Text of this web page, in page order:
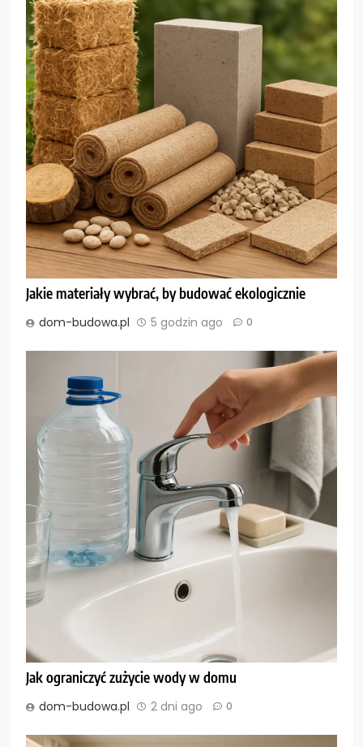
Jakie materiały wybrać, by budować ekologicznie
dom-budowa.pl 5 godzin ago 0
Jak ograniczyć zużycie wody w domu
dom-budowa.pl 2 dni ago 0